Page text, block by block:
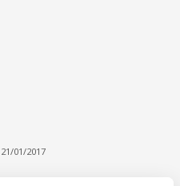
01/2017